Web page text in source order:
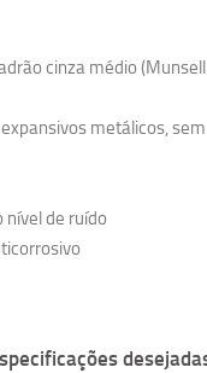
cinza médio (Munsell
metálicos,
de ruído